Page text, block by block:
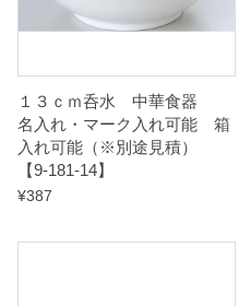
】
q
u
n
１３ｃｍ呑水 中華食器
名入れ・マーク入れ可能 箱
入れ可能（※別途見積）
【9-181-14】
¥387